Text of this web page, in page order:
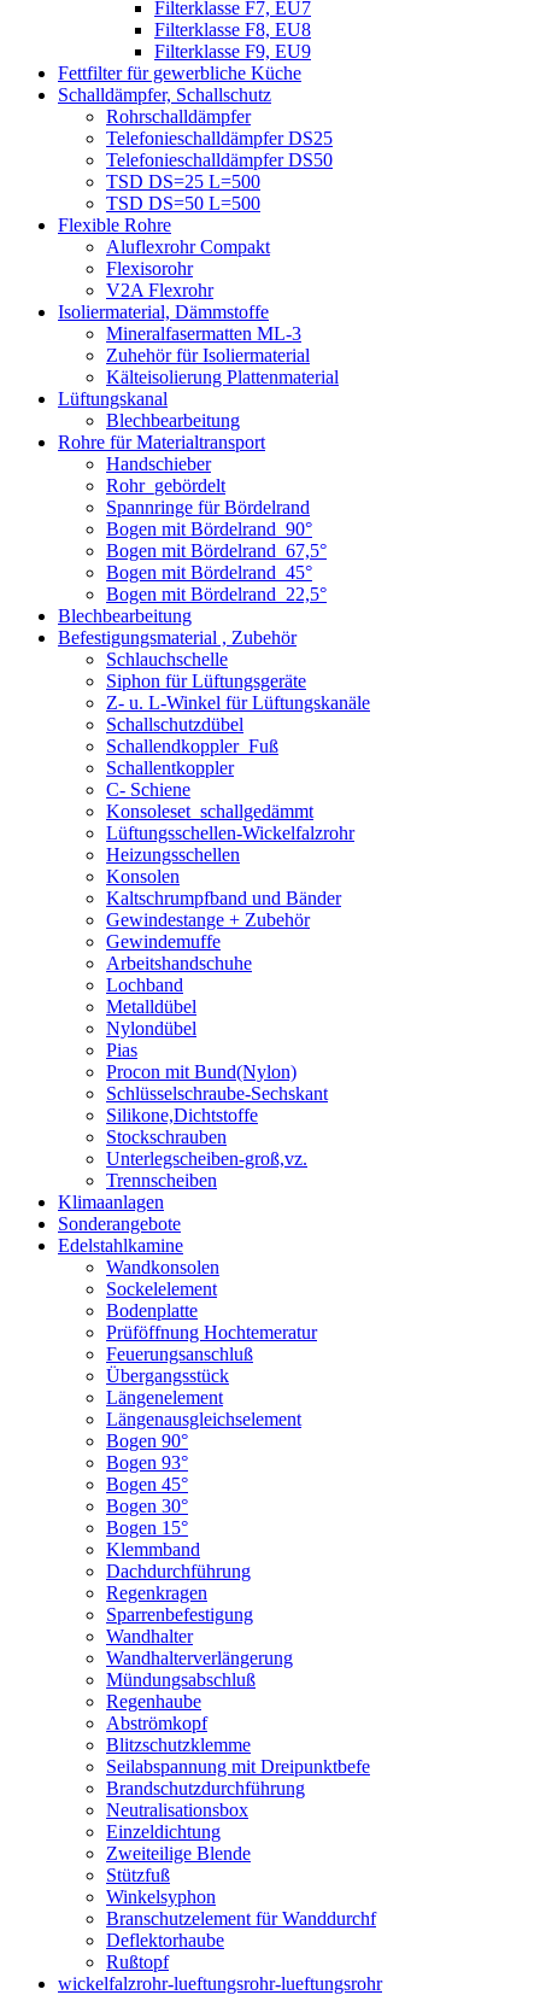
Filterklasse F7, EU7
Filterklasse F8, EU8
Filterklasse F9, EU9
Fettfilter für gewerbliche Küche
Schalldämpfer, Schallschutz
Rohrschalldämpfer
Telefonieschalldämpfer DS25
Telefonieschalldämpfer DS50
TSD DS=25 L=500
TSD DS=50 L=500
Flexible Rohre
Aluflexrohr Compakt
Flexisorohr
V2A Flexrohr
Isoliermaterial, Dämmstoffe
Mineralfasermatten ML-3
Zuhehör für Isoliermaterial
Kälteisolierung Plattenmaterial
Lüftungskanal
Blechbearbeitung
Rohre für Materialtransport
Handschieber
Rohr_gebördelt
Spannringe für Bördelrand
Bogen mit Bördelrand_90°
Bogen mit Bördelrand_67,5°
Bogen mit Bördelrand_45°
Bogen mit Bördelrand_22,5°
Blechbearbeitung
Befestigungsmaterial , Zubehör
Schlauchschelle
Siphon für Lüftungsgeräte
Z- u. L-Winkel für Lüftungskanäle
Schallschutzdübel
Schallendkoppler_Fuß
Schallentkoppler
C- Schiene
Konsoleset_schallgedämmt
Lüftungsschellen-Wickelfalzrohr
Heizungsschellen
Konsolen
Kaltschrumpfband und Bänder
Gewindestange + Zubehör
Gewindemuffe
Arbeitshandschuhe
Lochband
Metalldübel
Nylondübel
Pias
Procon mit Bund(Nylon)
Schlüsselschraube-Sechskant
Silikone,Dichtstoffe
Stockschrauben
Unterlegscheiben-groß,vz.
Trennscheiben
Klimaanlagen
Sonderangebote
Edelstahlkamine
Wandkonsolen
Sockelelement
Bodenplatte
Prüföffnung Hochtemeratur
Feuerungsanschluß
Übergangsstück
Längenelement
Längenausgleichselement
Bogen 90°
Bogen 93°
Bogen 45°
Bogen 30°
Bogen 15°
Klemmband
Dachdurchführung
Regenkragen
Sparrenbefestigung
Wandhalter
Wandhalterverlängerung
Mündungsabschluß
Regenhaube
Abströmkopf
Blitzschutzklemme
Seilabspannung mit Dreipunktbefe
Brandschutzdurchführung
Neutralisationsbox
Einzeldichtung
Zweiteilige Blende
Stützfuß
Winkelsyphon
Branschutzelement für Wanddurchf
Deflektorhaube
Rußtopf
wickelfalzrohr-lueftungsrohr-lueftungsrohr